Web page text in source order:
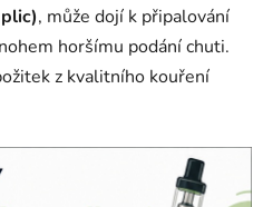
, může dojí k připalování
horšímu podání chuti.
z kvalitního kouření